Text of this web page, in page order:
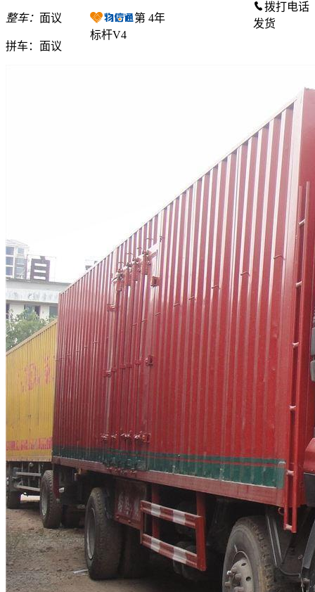
整车： 面议
拼车： 面议
第 4年
标杆V4
拨打电话
发货